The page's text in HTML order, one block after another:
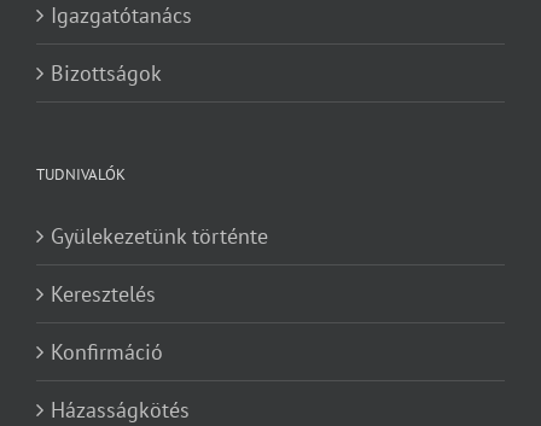
Igazgatótanács
Bizottságok
TUDNIVALÓK
Gyülekezetünk történte
Keresztelés
Konfirmáció
Házasságkötés